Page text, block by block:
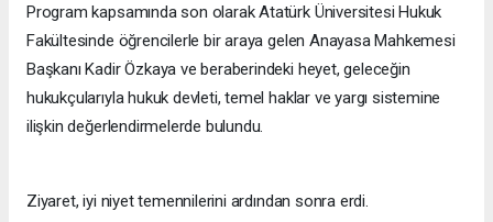
Program kapsamında son olarak Atatürk Üniversitesi Hukuk
Fakültesinde öğrencilerle bir araya gelen Anayasa Mahkemesi
Başkanı Kadir Özkaya ve beraberindeki heyet, geleceğin
hukukçularıyla hukuk devleti, temel haklar ve yargı sistemine
ilişkin değerlendirmelerde bulundu.
Ziyaret, iyi niyet temennilerini ardından sonra erdi.